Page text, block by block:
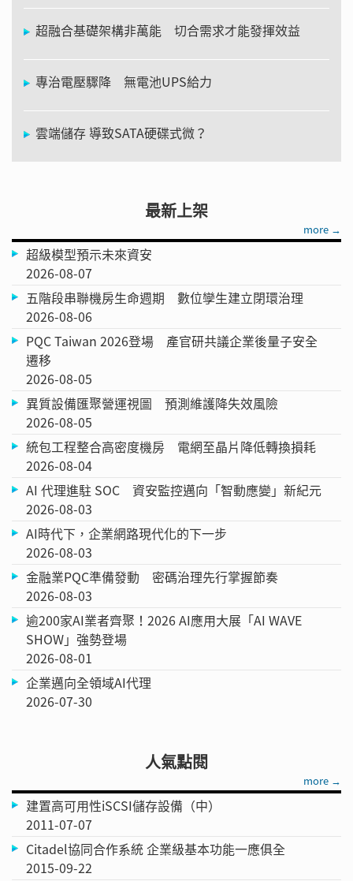
超融合基礎架構非萬能 切合需求才能發揮效益
專治電壓驟降 無電池UPS給力
雲端儲存 導致SATA硬碟式微？
最新上架
more →
超級模型預示未來資安
2026-08-07
五階段串聯機房生命週期 數位孿生建立閉環治理
2026-08-06
PQC Taiwan 2026登場 產官研共議企業後量子安全
遷移
2026-08-05
異質設備匯聚營運視圖 預測維護降失效風險
2026-08-05
統包工程整合高密度機房 電網至晶片降低轉換損耗
2026-08-04
AI 代理進駐 SOC 資安監控邁向「智動應變」新紀元
2026-08-03
AI時代下，企業網路現代化的下一步
2026-08-03
金融業PQC準備發動 密碼治理先行掌握節奏
2026-08-03
逾200家AI業者齊聚！2026 AI應用大展「AI WAVE
SHOW」強勢登場
2026-08-01
企業邁向全領域AI代理
2026-07-30
人氣點閱
more →
建置高可用性iSCSI儲存設備（中）
2011-07-07
Citadel協同合作系統 企業級基本功能一應俱全
2015-09-22